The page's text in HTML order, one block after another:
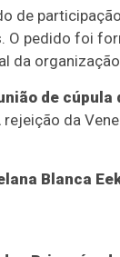
de
pedido foi
da
de cúpula
rejeição da
Blanca